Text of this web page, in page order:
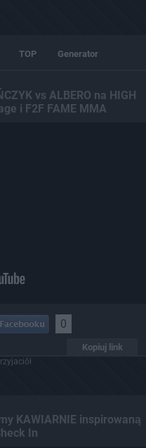
TOP Generator
vs ALBERO na HIGH
i F2F FAME MMA
0
Kopiuj link
KAWIARNIE inspirowaną
In